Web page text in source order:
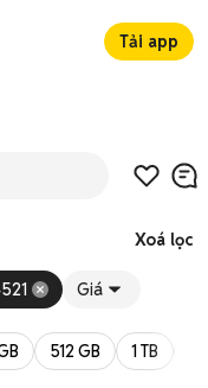
Tải app
Xoá lọc
Giá
512 GB 1 TB